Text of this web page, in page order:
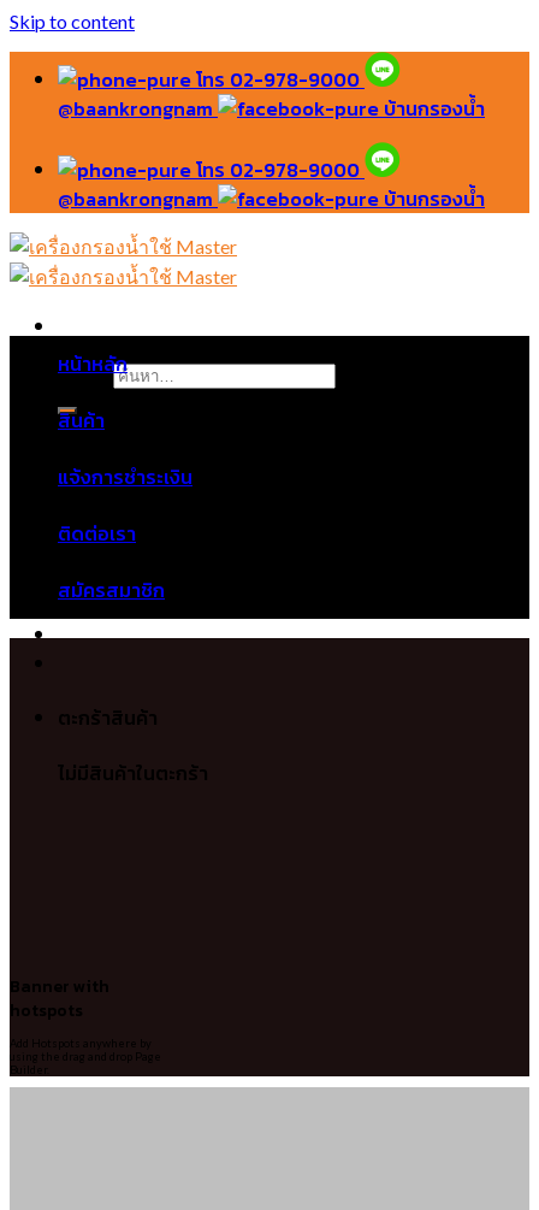
Skip to content
โทร 02-978-9000
@baankrongnam
บ้านกรองน้ำ
โทร 02-978-9000
@baankrongnam
บ้านกรองน้ำ
ค้นหา:
ไม่มีสินค้าในตะกร้า
ตะกร้าสินค้า
ไม่มีสินค้าในตะกร้า
หน้าหลัก
สินค้า
แจ้งการชำระเงิน
ติดต่อเรา
สมัครสมาชิก
Banner with
hotspots
Add Hotspots anywhere by
using the drag and drop Page
Builder.